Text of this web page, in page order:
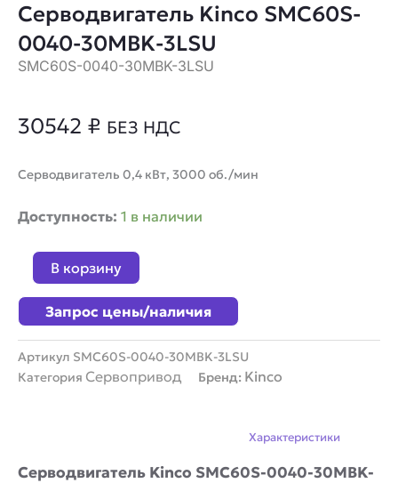
Серводвигатель Kinco SMC60S-
0040-30MBK-3LSU
SMC60S-0040-30MBK-3LSU
30542 ₽ БЕЗ НДС
Серводвигатель 0,4 кВт, 3000 об./мин
Доступность: 1 в наличии
Количество
Серводвигатель
Kinco
SMC60S-
0040-
3LSU
В корзину
Запрос цены/наличия
Артикул SMC60S-0040-30MBK-3LSU
Категория Сервопривод Бренд: Kinco
Характеристики
Серводвигатель Kinco SMC60S-0040-30MBK-